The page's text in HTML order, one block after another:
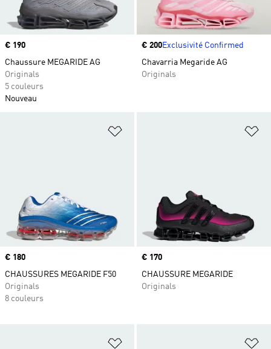
Prix
€ 190
Chaussure MEGARIDE AG
Originals
5 couleurs
Nouveau
Prix
€ 200Exclusivité Confirmed
Chavarria Megaride AG
Originals
Ajouter à la Liste de produits
Prix
€ 180
CHAUSSURES MEGARIDE F50
Originals
8 couleurs
Prix
€ 170
CHAUSSURE MEGARIDE
Originals
Ajouter à la Liste de produits